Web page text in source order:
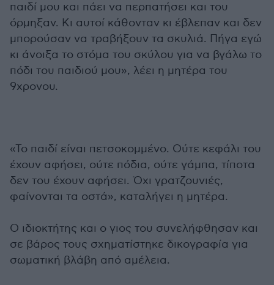
παιδί μου και πάει να περπατήσει και του
όρμηξαν. Κι αυτοί κάθονταν κι έβλεπαν και δεν
μπορούσαν να τραβήξουν τα σκυλιά. Πήγα εγώ
κι άνοιξα το στόμα του σκύλου για να βγάλω το
πόδι του παιδιού μου», λέει η μητέρα του
9χρονου.
«Το παιδί είναι πετσοκομμένο. Ούτε κεφάλι του
έχουν αφήσει, ούτε πόδια, ούτε γάμπα, τίποτα
δεν του έχουν αφήσει. Όχι γρατζουνιές,
φαίνονται τα οστά», καταλήγει η μητέρα.
O ιδιοκτήτης και ο γιος του συνελήφθησαν και
σε βάρος τους σχηματίστηκε δικογραφία για
σωματική βλάβη από αμέλεια.